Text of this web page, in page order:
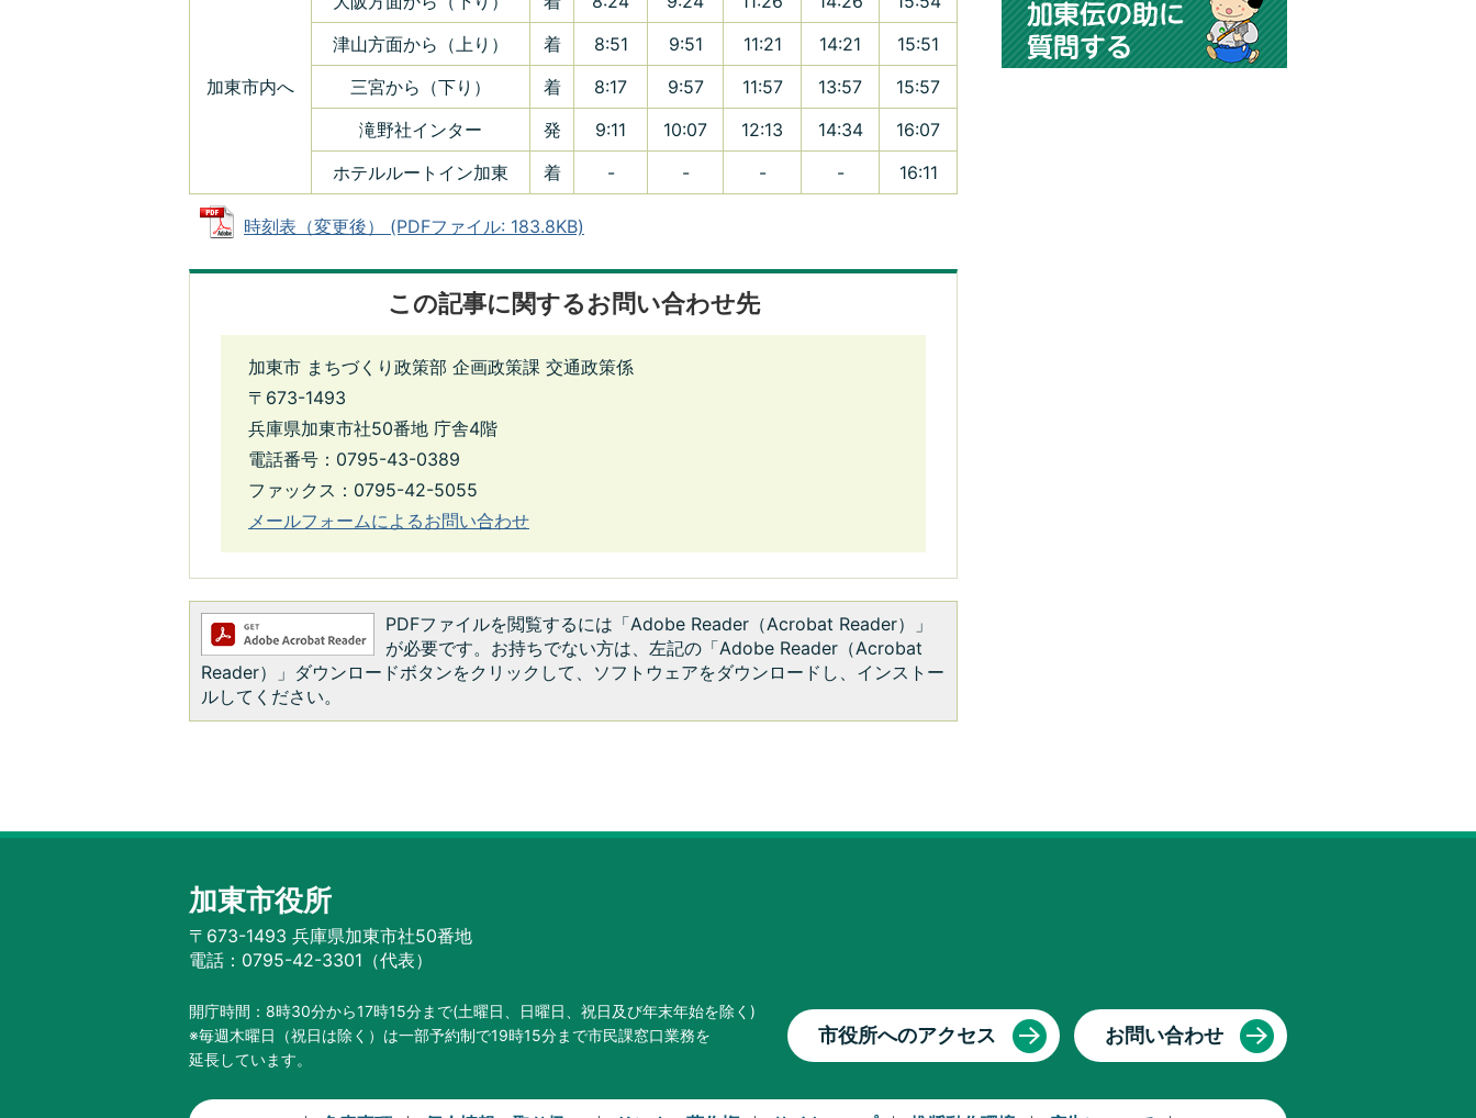
加東市内へ
津山方面から（上り）
着 8:51 9:51 11:21 14:21
15:51
三宮から（下り）
着 8:17 9:57 11:57 13:57
15:57
滝野社インター
発 9:11 10:07 12:13 14:34
16:07
ホテルルートイン加東
着 - - - - 16:11
時刻表（変更後） (PDFファイル: 183.8KB)
この記事に関するお問い合わせ先
加東市 まちづくり政策部 企画政策課 交通政策係
〒673-1493
兵庫県加東市社50番地 庁舎4階
電話番号：0795-43-0389
ファックス：0795-42-5055
メールフォームによるお問い合わせ
PDFファイルを閲覧するには「Adobe Reader（Acrobat Reader）」
が必要です。お持ちでない方は、左記の「Adobe Reader（Acrobat
Reader）」ダウンロードボタンをクリックして、ソフトウェアをダウンロードし、インストー
ルしてください。
加東市役所
〒673-1493 兵庫県加東市社50番地
電話：0795-42-3301（代表）
開庁時間：8時30分から17時15分まで(土曜日、日曜日、祝日及び年末年始を除く)
※毎週木曜日（祝日は除く）は一部予約制で19時15分まで市民課窓口業務を
延長しています。
市役所へのアクセス お問い合わせ